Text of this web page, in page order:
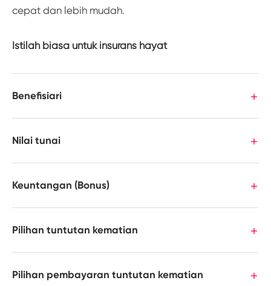
cepat dan lebih mudah.
Istilah biasa untuk insurans hayat
Benefisiari
Nilai tunai
Keuntangan (Bonus)
Pilihan tuntutan kematian
Pilihan pembayaran tuntutan kematian